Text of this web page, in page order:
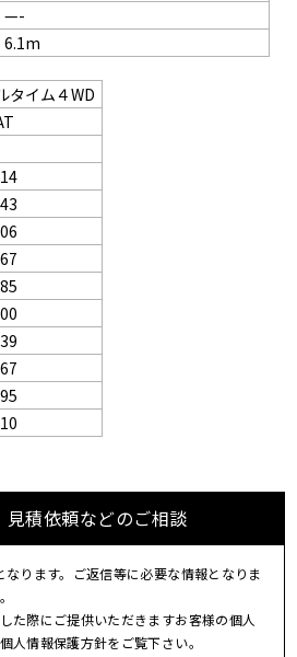
—-
6.1m
タイム４WD
見積依頼などのご相談
ります。ご返信等に必要な情報となりま
た際にご提供いただきますお客様の個人
人情報保護方針をご覧下さい。